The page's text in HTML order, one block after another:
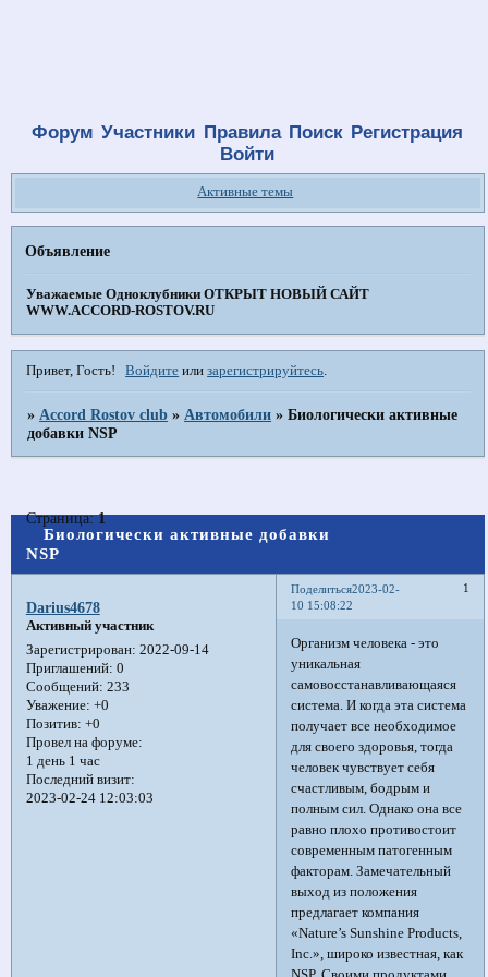
Форум Участники Правила Поиск Регистрация
Войти
Активные темы
Объявление
Уважаемые Одноклубники ОТКРЫТ НОВЫЙ САЙТ
WWW.ACCORD-ROSTOV.RU
Привет, Гость! Войдите илизарегистрируйтесь
»Accord Rostov club »Автомобили »Биологически активные
добавки NSP
Биологически активные добавки
NSP
Страница:1
Поделиться 1
2023-02-
10 15:08:22
Darius4678
Активный участник
Зарегистрирован: 2022-09-14
Приглашений: 0
Сообщений: 233
Уважение: +0
Позитив: +0
Провел на форуме:
1 день 1 час
Последний визит:
2023-02-24 12:03:03
Организм человека - это
уникальная
самовосстанавливающаяся
система. И когда эта система
получает все необходимое
для своего здоровья, тогда
человек чувствует себя
счастливым, бодрым и
полным сил. Однако она все
равно плохо противостоит
современным патогенным
факторам. Замечательный
выход из положения
предлагает компания
«Nature’s Sunshine Products,
Inc.», широко известная, как